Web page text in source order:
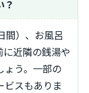
？
近隣の銭湯や
ょう。一部の
ビスもありま